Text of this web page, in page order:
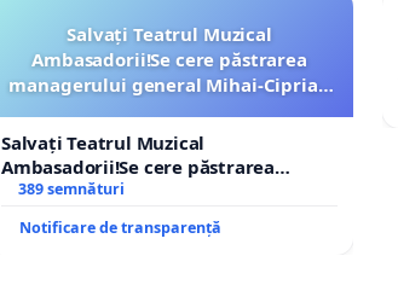
Salvați Teatrul Muzical
Ambasadorii!Se cere păstrarea
managerului general Mihai-Ciprian
Salvați Teatrul Muzical
Ambasadorii!Se cere păstrarea
managerului general Mihai-Ciprian
389 semnături
Notificare de transparență